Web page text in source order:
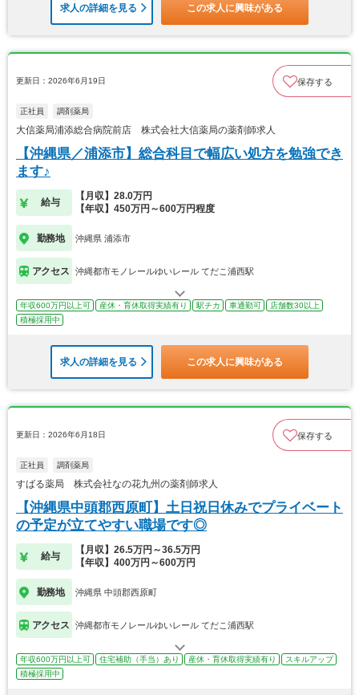
求人の詳細を見る この求人に興味がある
更新日：2026年6月19日 保存する
正社員 調剤薬局
大信薬局浦添総合病院前店 株式会社大信薬局の薬剤師求人
【沖縄県／浦添市】総合科目で幅広い処方を勉強でき
ます♪
給与
【月収】28.0万円
【年収】450万円～600万円程度
勤務地 沖縄県 浦添市
アクセス 沖縄都市モノレールゆいレール てだこ浦西駅
年収600万円以上可 産休・育休取得実績有り 駅チカ 車通勤可
店舗数30以上
積極採用中
求人の詳細を見る この求人に興味がある
更新日：2026年6月18日 保存する
正社員 調剤薬局
すばる薬局 株式会社なの花九州の薬剤師求人
【沖縄県中頭郡西原町】土日祝日休みでプライベート
の予定が立てやすい職場です◎
給与
【月収】26.5万円～36.5万円
【年収】400万円～600万円
勤務地 沖縄県 中頭郡西原町
アクセス 沖縄都市モノレールゆいレール てだこ浦西駅
年収600万円以上可 住宅補助（手当）あり 産休・育休取得実績有り
スキルアップ
積極採用中